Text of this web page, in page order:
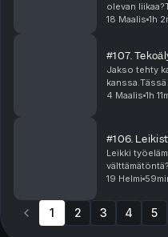
olevan
18 Maalis 1h
#107.
Jakso tehty
vaikutuksiin
4 Maalis 1h
#106.
Leikki
töissä ja
19 Helmi
1 2 3 4 5